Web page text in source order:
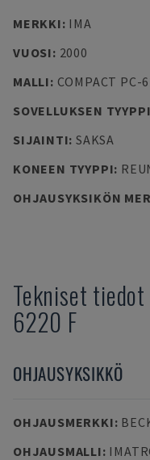
MERKKI: IMA
VUOSI: 2000
MALLI: COMPACT PC-
SOVELLUKSEN TYYPPI
SIJAINTI: SAKSA
KONEEN TYYPPI:
OHJAUSYKSIKÖN
Tekniset tiedot
6220 F
OHJAUSYKSIKKÖ
OHJAUSMERKKI:
OHJAUSMALLI: